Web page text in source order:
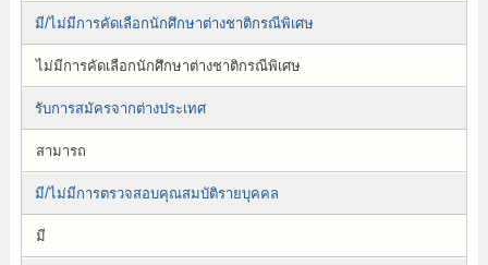
มี/ไม่มีการคัดเลือกนักศึกษาต่างชาติกรณีพิเศษ
ไม่มีการคัดเลือกนักศึกษาต่างชาติกรณีพิเศษ
รับการสมัครจากต่างประเทศ
สามารถ
มี/ไม่มีการตรวจสอบคุณสมบัติรายบุคคล
มี